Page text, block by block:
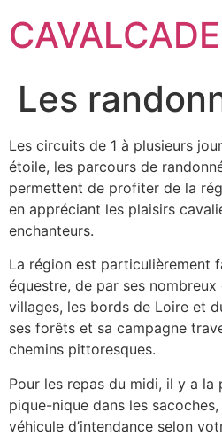
CAVALCADE
Les
Les circuits de 1 à plusieurs
étoile, les parcours de
permettent de profiter de la
en appréciant les plaisirs
enchanteurs.
La région est particulièrement
équestre, de par ses
villages, les bords de Loire et
ses forêts et sa campagne
chemins pittoresques.
Pour les repas du midi, il y a la
pique-nique dans les
véhicule d’intendance selon